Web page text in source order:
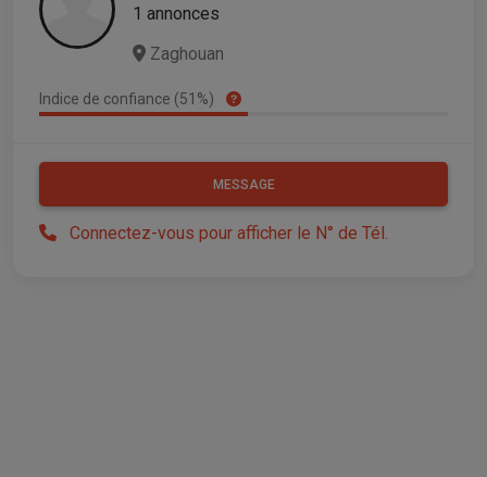
1 annonces
Zaghouan
Indice de confiance (51%)
MESSAGE
Connectez-vous pour afficher le N° de Tél.